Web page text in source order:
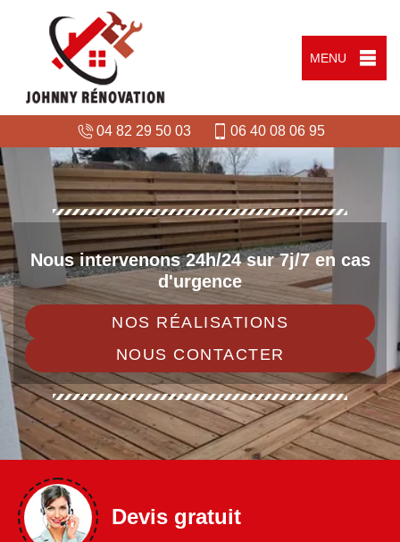
MENU
04 82 29 50 03 06 40 08 06 95
Nous intervenons 24h/24 sur 7j/7 en cas
d'urgence
NOS RÉALISATIONS
NOUS CONTACTER
Devis gratuit